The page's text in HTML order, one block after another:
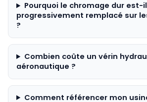
Pourquoi le chromage dur est-il
progressivement remplacé sur
?
Combien coûte un vérin
aéronautique ?
Comment référencer mon